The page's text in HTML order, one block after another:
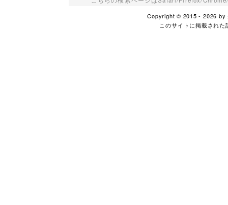
Copyright © 2015 - 2026 by
このサイトに掲載され